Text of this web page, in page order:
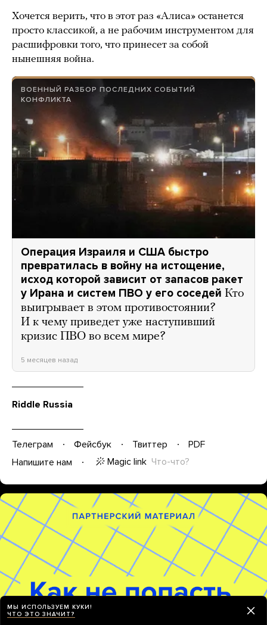
Хочется верить, что в этот раз «Алиса» останется
просто классикой, а не рабочим инструментом для
расшифровки того, что принесет за собой
нынешняя война.
ВОЕННЫЙ РАЗБОР ПОСЛЕДНИХ СОБЫТИЙ
КОНФЛИКТА
Операция Израиля и США быстро
превратилась в войну на истощение,
исход которой зависит от запасов ракет
у Ирана и систем ПВО у его соседей Кто
выигрывает в этом противостоянии?
И к чему приведет уже наступивший
кризис ПВО во всем мире?
5 месяцев назад
Riddle Russia
Телеграм Фейсбук Твиттер
PDF
Напишите нам
Magic link Что-что?
МЫ ИСПОЛЬЗУЕМ КУКИ!
ЧТО ЭТО ЗНАЧИТ?